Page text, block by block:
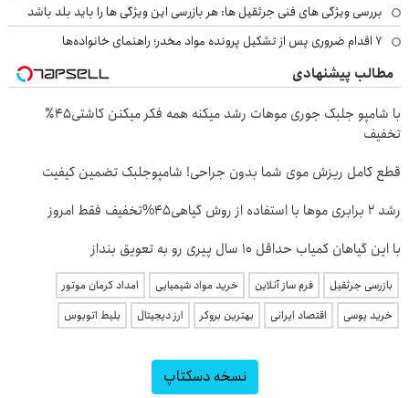
بررسی ویژگی های فنی جرثقیل ها: هر بازرسی این ویژگی ها را باید بلد باشد
۷ اقدام ضروری پس از تشکیل پرونده مواد مخدر؛ راهنمای خانواده‌ها
مطالب پیشنهادی
با شامپو جلبک جوری موهات رشد میکنه همه فکر میکنن کاشتی۴۵٪
تخفیف
قطع کامل ریزش موی شما بدون جراحی! شامپوجلبک تضمین کیفیت
رشد 2 برابری موها با استفاده از روش گیاهی45%تخفیف فقط امروز
با این گیاهان کمیاب حداقل 10 سال پیری رو به تعویق بنداز
بازرسی جرثقیل فرم ساز آنلاین خرید مواد شیمیایی
امداد کرمان موتور
خرید یوسی
اقتصاد ایرانی بهترین بروکر ارز دیجیتال بلیط اتوبوس
نسخه دسکتاپ